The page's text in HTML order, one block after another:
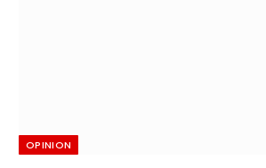
OPINION